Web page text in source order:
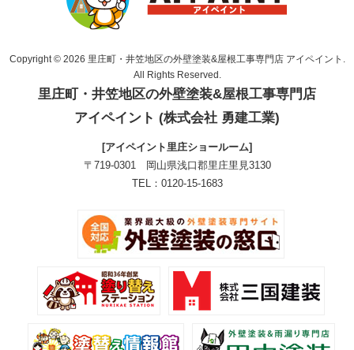
Copyright © 2026 里庄町・井笠地区の外壁塗装&屋根工事専門店 アイペイント.
All Rights Reserved.
里庄町・井笠地区の外壁塗装&屋根工事専門店
アイペイント (株式会社 勇建工業)
[アイペイント里庄ショールーム]
〒719-0301 岡山県浅口郡里庄里見3130
TEL：0120-15-1683